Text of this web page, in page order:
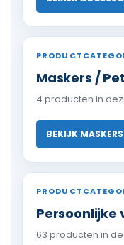
Maskers /
4 producten in
BEKIJK
Persoonlijke
63 producten in